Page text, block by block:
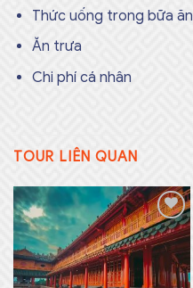
Thức uống trong bữa ăn
Ăn trưa
Chi phí cá nhân
TOUR LIÊN QUAN
Add to
wishlist